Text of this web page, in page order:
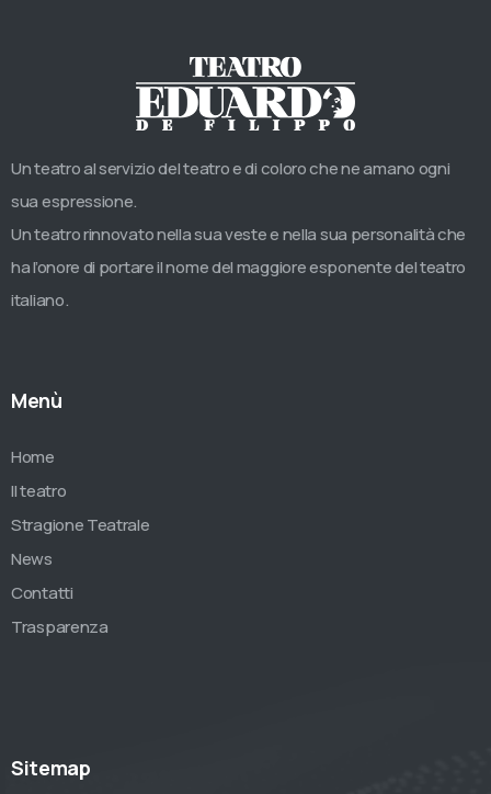
Un teatro al servizio del teatro e di coloro che ne amano ogni
sua espressione.
Un teatro rinnovato nella sua veste e nella sua personalità che
ha l’onore di portare il nome del maggiore esponente del teatro
italiano.
Menù
Home
Il teatro
Stragione Teatrale
News
Contatti
Trasparenza
Sitemap